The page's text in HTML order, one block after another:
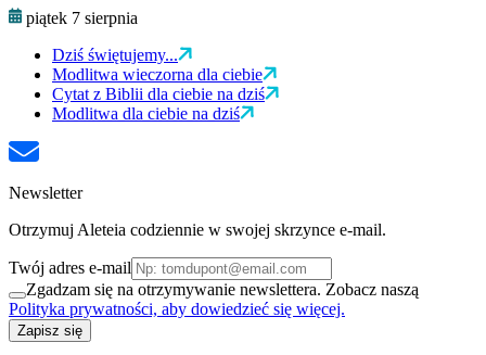
piątek 7 sierpnia
Dziś świętujemy...
Modlitwa wieczorna dla ciebie
Cytat z Biblii dla ciebie na dziś
Modlitwa dla ciebie na dziś
Newsletter
Otrzymuj Aleteia codziennie w swojej skrzynce e-mail.
Twój adres e-mail
Zgadzam się na otrzymywanie newslettera. Zobacz naszą
Polityka prywatności, aby dowiedzieć się więcej.
Zapisz się